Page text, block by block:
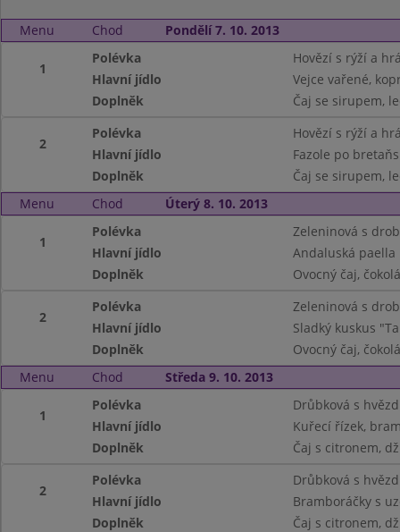
Menu Chod Pondělí 7. 10. 2013
1
Polévka
Hovězí s rýží a
Hlavní jídlo
Vejce vařené,
Doplněk
Čaj se sirupem,
2
Polévka
Hovězí s rýží a
Hlavní jídlo
Fazole po
Doplněk
Čaj se sirupem,
Menu
Chod Úterý 8. 10. 2013
1
Polévka
Zeleninová s
Hlavní jídlo
Andaluská paella
Doplněk
Ovocný čaj,
2
Polévka
Zeleninová s
Hlavní jídlo
Sladký kuskus
Doplněk
Ovocný čaj,
Menu
Chod Středa 9. 10. 2013
1
Polévka
Drůbková s
Hlavní jídlo
Kuřecí řízek,
Doplněk
Čaj s citronem,
2
Polévka
Drůbková s
Hlavní jídlo
Bramboráčky s
Doplněk
Čaj s citronem,